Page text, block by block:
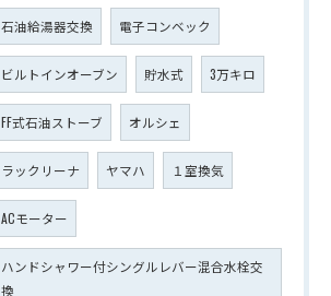
石油給湯器交換 電子コンベック
ビルトインオーブン 貯水式 3万キロ
FF式石油ストーブ オルシェ
ラックリーナ ヤマハ １室換気
ACモーター
ハンドシャワー付シングルレバー混合水栓交
換